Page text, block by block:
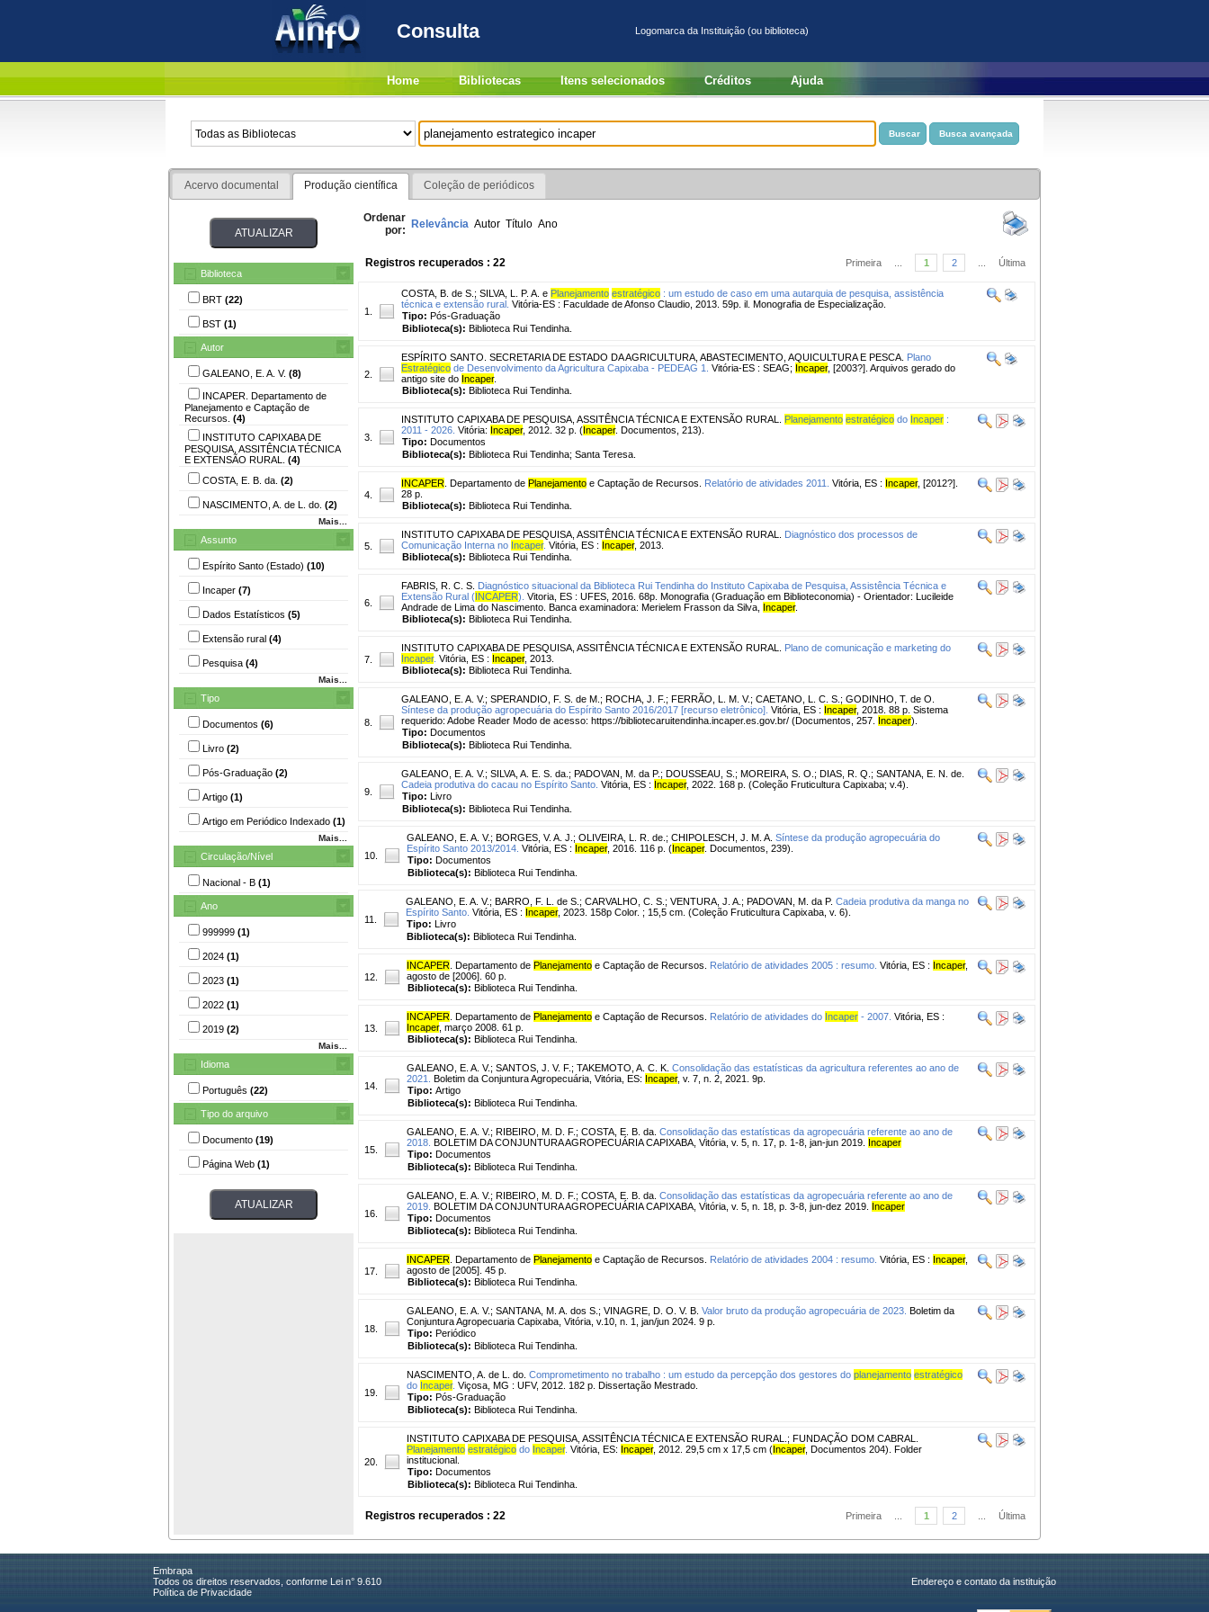
Consulta Logomarca da Instituição (ou biblioteca)
Home Bibliotecas Itens selecionados Créditos Ajuda
Acervo documental Produção científica Coleção de periódicos
Biblioteca
BRT (22)
BST (1)
Autor
GALEANO, E. A. V. (8)
INCAPER. Departamento de
Planejamento e Captação de
Recursos. (4)
INSTITUTO CAPIXABA DE
PESQUISA, ASSITÊNCIA TÉCNICA
E EXTENSÃO RURAL. (4)
COSTA, E. B. da. (2)
NASCIMENTO, A. de L. do. (2)
Mais...
Assunto
Espírito Santo (Estado) (10)
Incaper (7)
Dados Estatísticos (5)
Extensão rural (4)
Pesquisa (4)
Mais...
Tipo
Documentos (6)
Livro (2)
Pós-Graduação (2)
Artigo (1)
Artigo em Periódico Indexado (1)
Mais...
Circulação/Nível
Nacional - B (1)
Ano
999999 (1)
2024 (1)
2023 (1)
2022 (1)
2019 (2)
Mais...
Idioma
Português (22)
Tipo do arquivo
Documento (19)
Página Web (1)
Ordenar
por: Relevância Autor Título Ano
Registros recuperados : 22 Primeira 1 2 Última
1.
COSTA, B. de S. ; SILVA, L. P. A. e Planejamento estratégico : um estudo de caso em uma autarquia de pesquisa, assistência
técnica e extensão rural. Vitória-ES : Faculdade de Afonso Claudio, 2013. 59p. il. Monografia de Especialização.
Tipo: Pós-Graduação
Biblioteca(s): Biblioteca Rui Tendinha.
2.
ESPÍRITO SANTO. SECRETARIA DE ESTADO DA AGRICULTURA, ABASTECIMENTO, AQUICULTURA E PESCA. Plano
Estratégico de Desenvolvimento da Agricultura Capixaba - PEDEAG 1. Vitória-ES : SEAG; Incaper, [2003?]. Arquivos gerado do
antigo site do Incaper.
Biblioteca(s): Biblioteca Rui Tendinha.
3.
INSTITUTO CAPIXABA DE PESQUISA, ASSITÊNCIA TÉCNICA E EXTENSÃO RURAL. Planejamento estratégico do Incaper :
2011 - 2026. Vitória: Incaper, 2012. 32 p. (Incaper. Documentos, 213).
Tipo: Documentos
Biblioteca(s): Biblioteca Rui Tendinha; Santa Teresa.
4.
INCAPER . Departamento de Planejamento e Captação de Recursos. Relatório de atividades 2011. Vitória, ES : Incaper, [2012?].
28 p.
Biblioteca(s): Biblioteca Rui Tendinha.
5.
INSTITUTO CAPIXABA DE PESQUISA, ASSITÊNCIA TÉCNICA E EXTENSÃO RURAL.
Diagnóstico dos processos de
Comunicação Interna no Incaper. Vitória, ES : Incaper, 2013.
Biblioteca(s): Biblioteca Rui Tendinha.
6.
FABRIS, R. C. S. Diagnóstico situacional da Biblioteca Rui Tendinha do Instituto Capixaba de Pesquisa, Assistência Técnica e
Extensão Rural (INCAPER). Vitoria, ES : UFES, 2016. 68p. Monografia (Graduação em Biblioteconomia) - Orientador: Lucileide
Andrade de Lima do Nascimento. Banca examinadora: Merielem Frasson da Silva, Incaper.
Biblioteca(s): Biblioteca Rui Tendinha.
7.
INSTITUTO CAPIXABA DE PESQUISA, ASSITÊNCIA TÉCNICA E EXTENSÃO RURAL.
Plano de comunicação e marketing do
Incaper. Vitória, ES : Incaper, 2013.
Biblioteca(s): Biblioteca Rui Tendinha.
8.
GALEANO, E. A. V.; SPERANDIO, F. S. de M. ; ROCHA, J. F. ; FERRÃO, L. M. V.; CAETANO, L. C. S. ; GODINHO, T. de O.
Síntese da produção agropecuária do Espírito Santo 2016/2017 [recurso eletrônico]. Vitória, ES : Incaper, 2018. 88 p. Sistema
requerido: Adobe Reader Modo de acesso: https://bibliotecaruitendinha.incaper.es.gov.br/ (Documentos, 257. Incaper).
Tipo: Documentos
Biblioteca(s): Biblioteca Rui Tendinha.
9.
GALEANO, E. A. V.; SILVA, A. E. S. da. ; PADOVAN, M. da P. ; DOUSSEAU, S. ; MOREIRA, S. O. ; DIAS, R. Q. ; SANTANA, E. N. de.
Cadeia produtiva do cacau no Espírito Santo. Vitória, ES : Incaper, 2022. 168 p. (Coleção Fruticultura Capixaba; v.4).
Tipo: Livro
Biblioteca(s): Biblioteca Rui Tendinha.
10.
GALEANO, E. A. V.; BORGES, V. A. J. ; OLIVEIRA, L. R. de. ; CHIPOLESCH, J. M. A. Síntese da produção agropecuária do
Espírito Santo 2013/2014. Vitória, ES : Incaper, 2016. 116 p. (Incaper. Documentos, 239).
Tipo: Documentos
Biblioteca(s): Biblioteca Rui Tendinha.
11.
GALEANO, E. A. V.; BARRO, F. L. de S. ; CARVALHO, C. S. ; VENTURA, J. A. ; PADOVAN, M. da P. Cadeia produtiva da manga no
Espírito Santo. Vitória, ES : Incaper, 2023. 158p Color. ; 15,5 cm. (Coleção Fruticultura Capixaba, v. 6).
Tipo: Livro
Biblioteca(s): Biblioteca Rui Tendinha.
12.
INCAPER . Departamento de Planejamento e Captação de Recursos. Relatório de atividades 2005 : resumo. Vitória, ES : Incaper,
agosto de [2006]. 60 p.
Biblioteca(s): Biblioteca Rui Tendinha.
13.
INCAPER . Departamento de Planejamento e Captação de Recursos. Relatório de atividades do Incaper - 2007. Vitória, ES :
Incaper, março 2008. 61 p.
Biblioteca(s): Biblioteca Rui Tendinha.
14.
GALEANO, E. A. V.; SANTOS, J. V. F. ; TAKEMOTO, A. C. K. Consolidação das estatísticas da agricultura referentes ao ano de
2021.
Boletim da Conjuntura Agropecuária, Vitória, ES: Incaper, v. 7, n. 2, 2021. 9p.
Tipo: Artigo
Biblioteca(s): Biblioteca Rui Tendinha.
15.
GALEANO, E. A. V.; RIBEIRO, M. D. F. ; COSTA, E. B. da. Consolidação das estatísticas da agropecuária referente ao ano de
2018. BOLETIM DA CONJUNTURA AGROPECUÁRIA CAPIXABA, Vitória, v. 5, n. 17, p. 1-8, jan-jun 2019. Incaper
Tipo: Documentos
Biblioteca(s): Biblioteca Rui Tendinha.
16.
GALEANO, E. A. V.; RIBEIRO, M. D. F. ; COSTA, E. B. da. Consolidação das estatísticas da agropecuária referente ao ano de
2019. BOLETIM DA CONJUNTURA AGROPECUÁRIA CAPIXABA, Vitória, v. 5, n. 18, p. 3-8, jun-dez 2019. Incaper
Tipo: Documentos
Biblioteca(s): Biblioteca Rui Tendinha.
17.
INCAPER . Departamento de Planejamento e Captação de Recursos. Relatório de atividades 2004 : resumo. Vitória, ES : Incaper,
agosto de [2005]. 45 p.
Biblioteca(s): Biblioteca Rui Tendinha.
18.
GALEANO, E. A. V.; SANTANA, M. A. dos S. ; VINAGRE, D. O. V. B. Valor bruto da produção agropecuária de 2023. Boletim da
Conjuntura Agropecuaria Capixaba, Vitória, v.10, n. 1, jan/jun 2024. 9 p.
Tipo: Periódico
Biblioteca(s): Biblioteca Rui Tendinha.
19.
NASCIMENTO, A. de L. do. Comprometimento no trabalho : um estudo da percepção dos gestores do planejamento estratégico
do Incaper. Viçosa, MG : UFV, 2012. 182 p. Dissertação Mestrado.
Tipo: Pós-Graduação
Biblioteca(s): Biblioteca Rui Tendinha.
20.
INSTITUTO CAPIXABA DE PESQUISA, ASSITÊNCIA TÉCNICA E EXTENSÃO RURAL. ; FUNDAÇÃO DOM CABRAL.
Planejamento estratégico do Incaper. Vitória, ES: Incaper, 2012. 29,5 cm x 17,5 cm (Incaper, Documentos 204). Folder
institucional.
Tipo: Documentos
Biblioteca(s): Biblioteca Rui Tendinha.
Registros recuperados : 22 Primeira 1 2 Última
Embrapa
Todos os direitos reservados, conforme Lei n° 9.610
Política de Privacidade
Endereço e contato da instituição